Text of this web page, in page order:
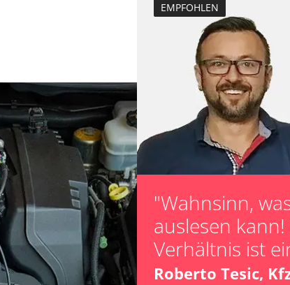
Lamdasonde
Reset nach
Turbolader
Zurücksetzen
Zurücksetzen
Verfügbarkeit abhängig von Modell, Motorisierung, Ausstattung und Konfiguration
EMPFOHLEN
"Wahnsinn,
auslesen
Verhältnis ist
Roberto Tesic,